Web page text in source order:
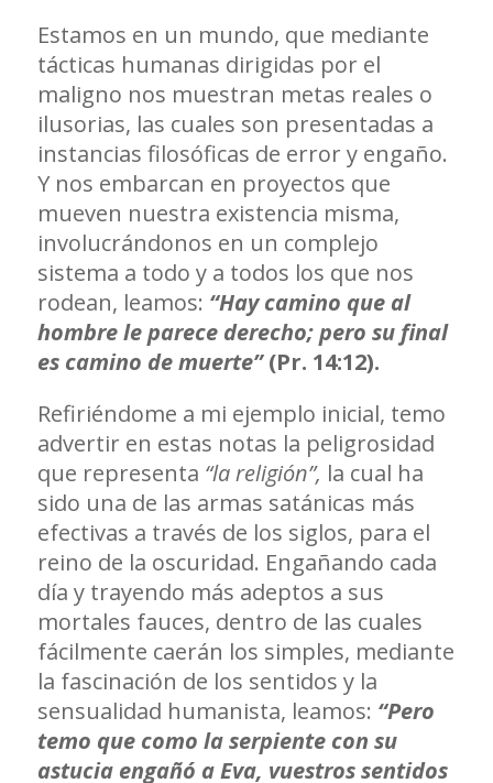
Estamos en un mundo, que mediante
tácticas humanas dirigidas por el
maligno nos muestran metas reales o
ilusorias, las cuales son presentadas a
instancias filosóficas de error y engaño.
Y nos embarcan en proyectos que
mueven nuestra existencia misma,
involucrándonos en un complejo
sistema a todo y a todos los que nos
rodean, leamos: “Hay camino que al
hombre le parece derecho; pero su final
es camino de muerte”(Pr. 14:12).
Refiriéndome a mi ejemplo inicial, temo
advertir en estas notas la peligrosidad
que representa “la religión”, la cual ha
sido una de las armas satánicas más
efectivas a través de los siglos, para el
reino de la oscuridad. Engañando cada
día y trayendo más adeptos a sus
mortales fauces, dentro de las cuales
fácilmente caerán los simples, mediante
la fascinación de los sentidos y la
sensualidad humanista, leamos: “Pero
temo que como la serpiente con su
astucia engañó a Eva, vuestros sentidos